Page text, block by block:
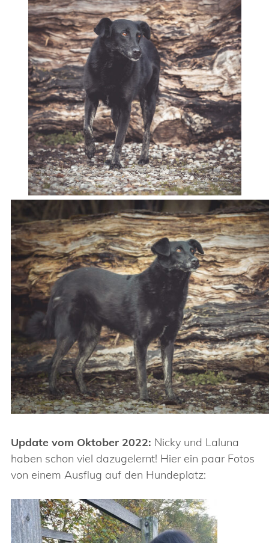
Update vom Oktober 2022: Nicky und Laluna
haben schon viel dazugelernt! Hier ein paar Fotos
von einem Ausflug auf den Hundeplatz: